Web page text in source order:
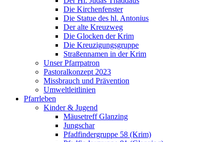
Die Kirchenfenster
Die Statue des hl. Antonius
Der alte Kreuzweg
Die Glocken der Krim
Die Kreuzigungsgruppe
Straßennamen in der Krim
Unser Pfarrpatron
Pastoralkonzept 2023
Missbrauch und Prävention
Umweltleitlinien
Pfarrleben
Kinder & Jugend
Mäusetreff Glanzing
Jungschar
Pfadfindergruppe 58 (Krim)